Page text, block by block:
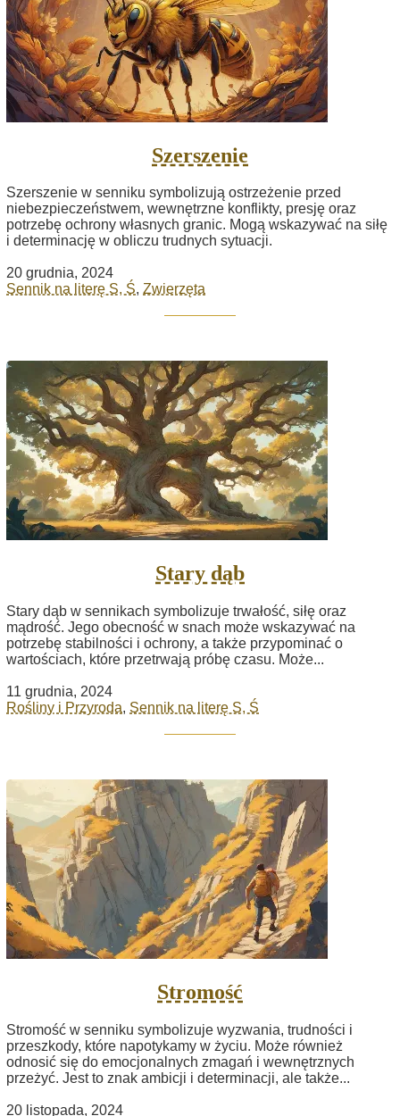
Szerszenie
Szerszenie w senniku symbolizują ostrzeżenie przed
niebezpieczeństwem, wewnętrzne konflikty, presję oraz
potrzebę ochrony własnych granic. Mogą wskazywać na siłę
i determinację w obliczu trudnych sytuacji.
20 grudnia, 2024
Sennik na literę S, Ś, Zwierzęta
Stary dąb
Stary dąb w sennikach symbolizuje trwałość, siłę oraz
mądrość. Jego obecność w snach może wskazywać na
potrzebę stabilności i ochrony, a także przypominać o
wartościach, które przetrwają próbę czasu. Może...
11 grudnia, 2024
Rośliny i Przyroda, Sennik na literę S, Ś
Stromość
Stromość w senniku symbolizuje wyzwania, trudności i
przeszkody, które napotykamy w życiu. Może również
odnosić się do emocjonalnych zmagań i wewnętrznych
przeżyć. Jest to znak ambicji i determinacji, ale także...
20 listopada, 2024